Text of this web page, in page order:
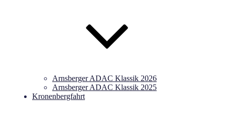
Arnsberger ADAC Klassik 2026
Arnsberger ADAC Klassik 2025
Kronenbergfahrt